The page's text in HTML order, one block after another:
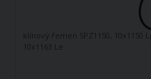
klínový řemen SPZ1150, 10x1150 Lp,
10x1163 Le